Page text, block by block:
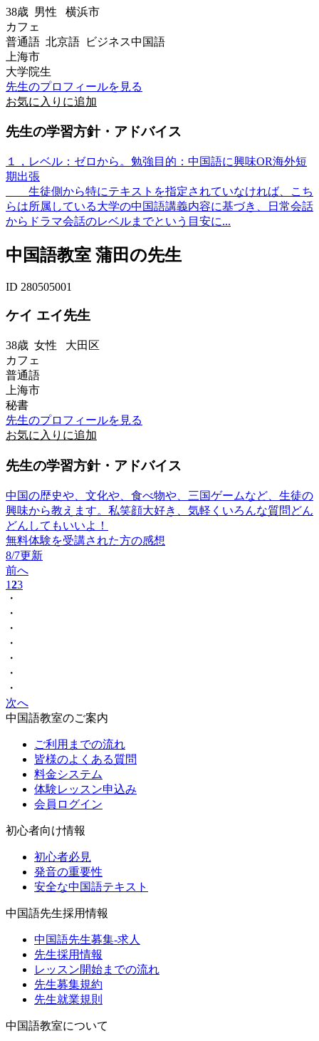
38歳 男性 横浜市
カフェ
普通語 北京語 ビジネス中国語
上海市
大学院生
先生のプロフィールを見る
お気に入りに追加
先生の学習方針・アドバイス
１，レベル：ゼロから。勉強目的：中国語に興味OR海外短
期出張
生徒側から特にテキストを指定されていなければ、こち
らは所属している大学の中国語講義内容に基づき、日常会話
からドラマ会話のレベルまでという目安に...
中国語教室 蒲田の先生
ID 280505001
ケイ エイ先生
38歳 女性 大田区
カフェ
普通語
上海市
秘書
先生のプロフィールを見る
お気に入りに追加
先生の学習方針・アドバイス
中国の歴史や、文化や、食べ物や、三国ゲームなど、生徒の
興味から教えます。私笑顔大好き、気軽くいろんな質問どん
どんしてもいいよ！
無料体験を受講された方の感想
8/7更新
前へ
123
・
・
・
・
・
・
・
次へ
中国語教室のご案内
ご利用までの流れ
皆様のよくある質問
料金システム
体験レッスン申込み
会員ログイン
初心者向け情報
初心者必見
発音の重要性
安全な中国語テキスト
中国語先生採用情報
中国語先生募集-求人
先生採用情報
レッスン開始までの流れ
先生募集規約
先生就業規則
中国語教室について